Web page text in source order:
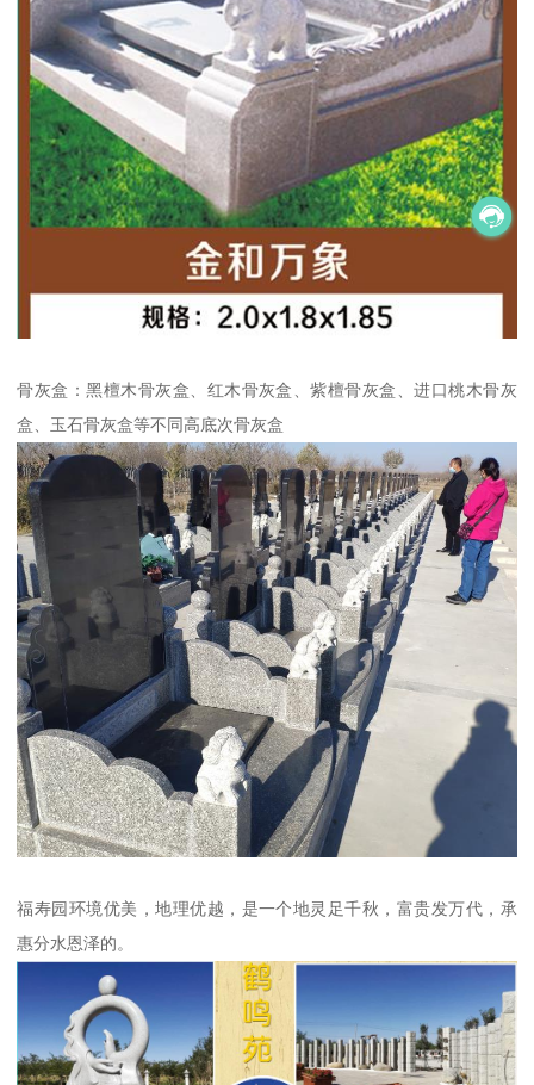
骨灰盒：黑檀木骨灰盒、红木骨灰盒、紫檀骨灰盒、进口桃木骨灰
盒、玉石骨灰盒等不同高底次骨灰盒
福寿园环境优美，地理优越，是一个地灵足千秋，富贵发万代，承
惠分水恩泽的。